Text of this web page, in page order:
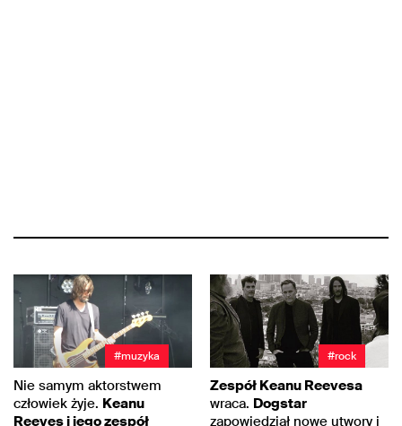
#muzyka
Nie samym aktorstwem
człowiek żyje. Keanu
Reeves i jego zespół
#rock
Zespół Keanu Reevesa
wraca. Dogstar
zapowiedział nowe utwory i